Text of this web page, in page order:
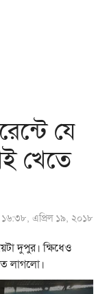
যে
খেতে
১৬:৩৮, এপ্রিল ১৯, ২০১৮
দুপুর। ক্ষিধেও
লাগলো।